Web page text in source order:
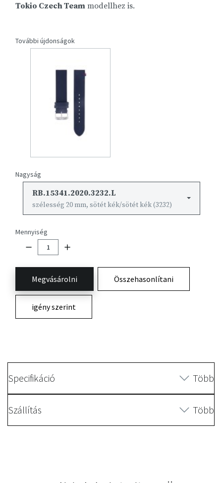
Tokio Czech Team modellhez is.
További újdonságok
Nagyság
RB.15341.2020.3232.L
szélesség 20 mm, sötét kék/sötét kék (3232)
Mennyiség
Megvásárolni Összehasonlítani
igény szerint
Specifikáció Több
Szállítás Több